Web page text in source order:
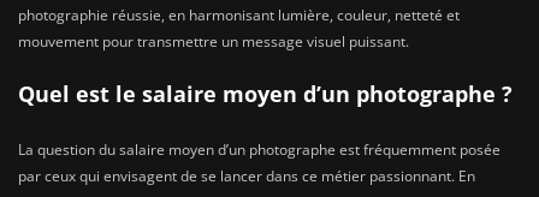
photographie réussie, en harmonisant lumière, couleur, netteté et
mouvement pour transmettre un message visuel puissant.
Quel est le salaire moyen d’un photographe ?
La question du salaire moyen d’un photographe est fréquemment posée
par ceux qui envisagent de se lancer dans ce métier passionnant. En